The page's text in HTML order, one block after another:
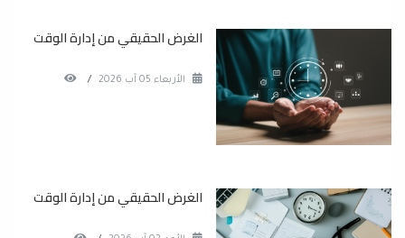
الغرض الحقيقي من إدارة الوقت
الأربعاء 05 آب 2026 /
الغرض الحقيقي من إدارة الوقت